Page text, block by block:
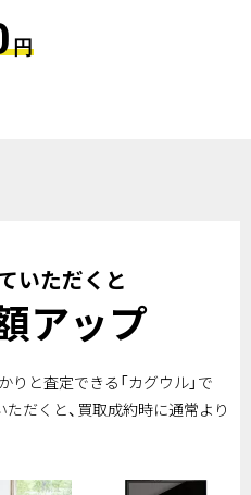
円
いただくと
アップ
と査定できる「カグウル」で
だくと、買取成約時に通常より